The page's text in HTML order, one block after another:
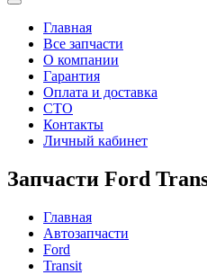
Главная
Все запчасти
О компании
Гарантия
Оплата и доставка
СТО
Контакты
Личный кабинет
Запчасти Ford
Главная
Автозапчасти
Ford
Transit